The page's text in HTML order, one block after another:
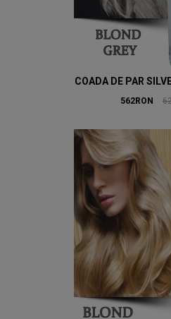
COADA DE PAR
562RON